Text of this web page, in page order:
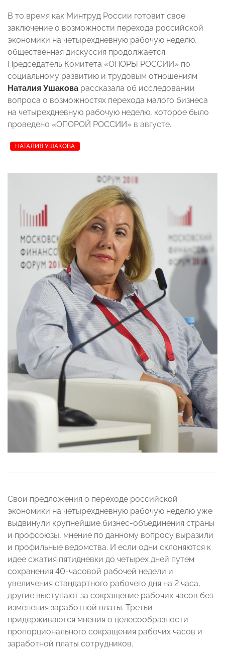
В то время как Минтруд России готовит свое
заключение о возможности перехода российской
экономики на четырехдневную рабочую неделю,
общественная дискуссия продолжается.
Председатель Комитета «ОПОРЫ РОССИИ» по
социальному развитию и трудовым отношениям
Наталия Ушакова рассказала об исследовании
вопроса о возможностях перехода малого бизнеса
на четырехдневную рабочую неделю, которое было
проведено «ОПОРОЙ РОССИИ» в августе.
НАТАЛИЯ УШАКОВА
Свои предложения о переходе российской
экономики на четырехдневную рабочую неделю уже
выдвинули крупнейшие бизнес-объединения страны
и профсоюзы, мнение по данному вопросу выразили
и профильные ведомства. И если одни склоняются к
идее сжатия пятидневки до четырех дней путем
сохранения 40-часовой рабочей недели и
увеличения стандартного рабочего дня на 2 часа,
другие выступают за сокращение рабочих часов без
изменения заработной платы. Третьи
придерживаются мнения о целесообразности
пропорционального сокращения рабочих часов и
заработной платы сотрудников.